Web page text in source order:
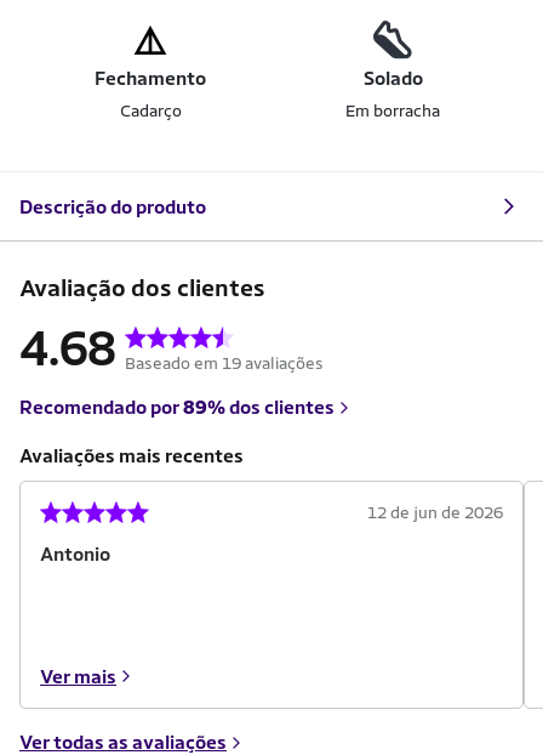
Fechamento
Cadarço
Solado
Em borracha
Descrição do produto
Avaliação dos clientes
4.68 Baseado em 19 avaliações
Recomendado por89%dos clientes
Avaliações mais recentes
Antonio
12 de jun de 2026
Ver mais
Ver todas as avaliações